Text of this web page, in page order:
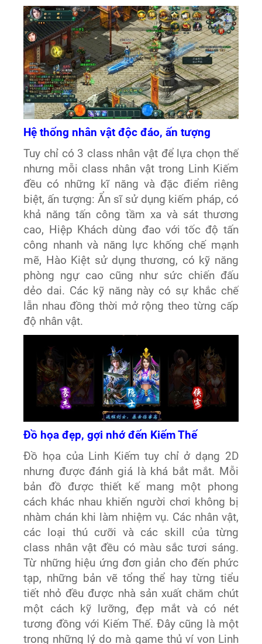
Hệ thống nhân vật độc đáo, ấn tượng
Tuy chỉ có 3 class nhân vật để lựa chọn thế
nhưng mỗi class nhân vật trong Linh Kiếm
đều có những kĩ năng và đặc điểm riêng
biệt, ấn tượng: Ẩn sĩ sử dụng kiếm pháp, có
khả năng tấn công tầm xa và sát thương
cao, Hiệp Khách dùng đao với tốc độ tấn
công nhanh và năng lực khống chế mạnh
mẽ, Hào Kiệt sử dụng thương, có kỹ năng
phòng ngự cao cũng như sức chiến đấu
dẻo dai. Các kỹ năng này có sự khắc chế
lẫn nhau đồng thời mở rộng theo từng cấp
độ nhân vật.
Đồ họa đẹp, gợi nhớđến Kiếm Thế
Đồ họa của Linh Kiếm tuy chỉ ở dạng 2D
nhưng được đánh giá là khá bắt mắt. Mỗi
bản đồ được thiết kế mang một phong
cách khác nhau khiến người chơi không bị
nhàm chán khi làm nhiệm vụ. Các nhân vật,
các loại thú cưỡi và các skill của từng
class nhân vật đều có màu sắc tươi sáng.
Từ những hiệu ứng đơn giản cho đến phức
tạp, những bản vẽ tổng thể hay từng tiểu
tiết nhỏ đều được nhà sản xuất chăm chút
một cách kỹ lưỡng, đẹp mắt và có nét
tương đồng với Kiếm Thế. Đây cũng là một
trong những lý do mà game thủ ví von Linh